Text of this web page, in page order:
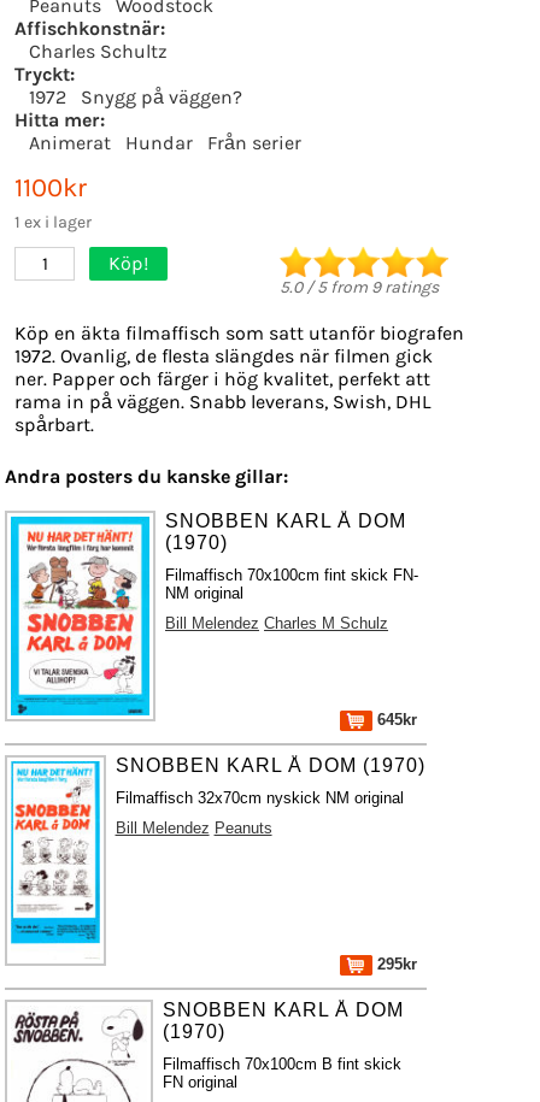
Peanuts
Woodstock
Affischkonstnär:
Charles Schultz
Tryckt:
1972
Snygg på väggen?
Hitta mer:
Animerat
Hundar Från serier
1100kr
1 ex i lager
1 Köp!
5.0/5from 9ratings
Köp en äkta filmaffisch som satt utanför biografen
1972. Ovanlig, de flesta slängdes när filmen gick
ner. Papper och färger i hög kvalitet, perfekt att
rama in på väggen. Snabb leverans, Swish, DHL
spårbart.
Andra posters du kanske gillar:
SNOBBEN KARL Å DOM
(1970)
Filmaffisch 70x100cm fint skick FN-
NM original
Bill Melendez Charles M Schulz
645kr
SNOBBEN KARL Å DOM (1970)
Filmaffisch 32x70cm nyskick NM original
Bill Melendez Peanuts
295kr
SNOBBEN KARL Å DOM
(1970)
Filmaffisch 70x100cm B fint skick
FN original